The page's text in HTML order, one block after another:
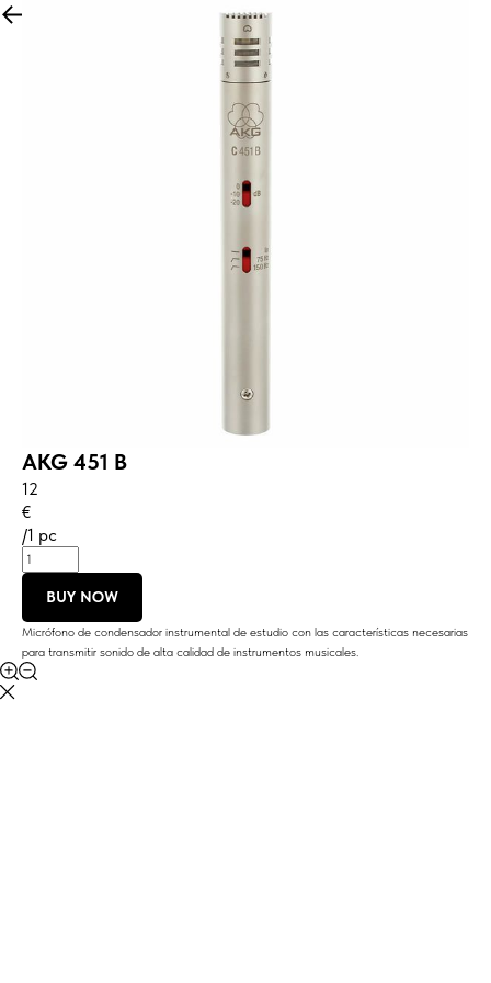
More products
AKG 451 B
12
€
/1 pc
BUY NOW
Micrófono de condensador instrumental de estudio con las características necesarias
para transmitir sonido de alta calidad de instrumentos musicales.